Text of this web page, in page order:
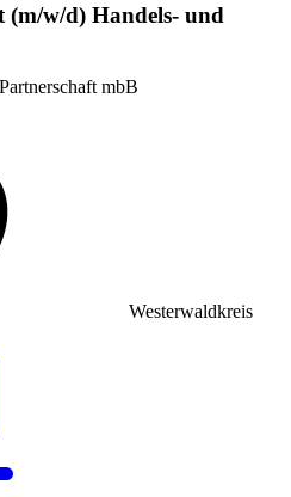
(m/w/d) Handels- und
mbB
Westerwaldkreis